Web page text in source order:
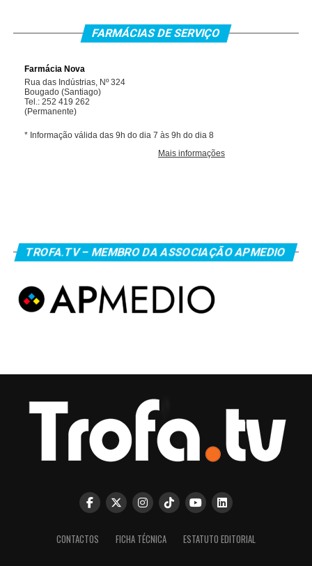
FARMÁCIAS DE SERVIÇO
TROFA.TV – MEMBRO DA ASSOCIAÇÃO APMEDIO
CONTACTOS FICHA TÉCNICA ESTATUTO EDITORIAL